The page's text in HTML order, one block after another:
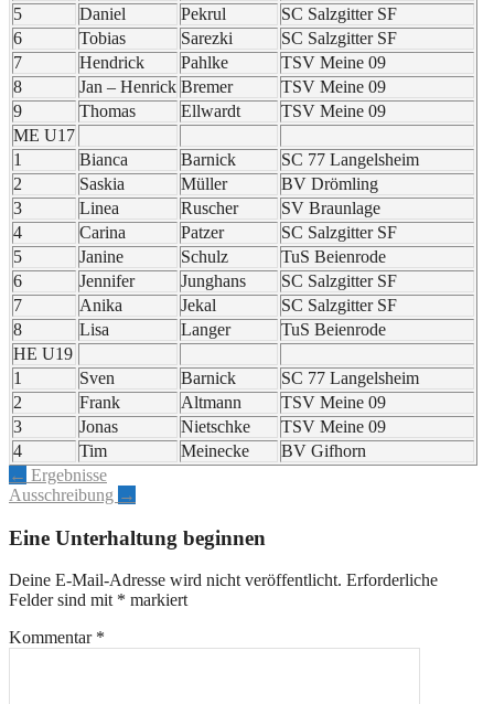
5
Daniel Pekrul
SC Salzgitter SF
6
Tobias Sarezki
SC Salzgitter SF
7
Hendrick Pahlke
TSV Meine 09
8
Jan – Henrick Bremer
TSV Meine 09
9
Thomas Ellwardt
TSV Meine 09
ME U17
1
Bianca Barnick
SC 77 Langelsheim
2
Saskia Müller
BV Drömling
3
Linea Ruscher
SV Braunlage
4
Carina Patzer
SC Salzgitter SF
5
Janine Schulz
TuS Beienrode
6
Jennifer Junghans
SC Salzgitter SF
7
Anika Jekal
SC Salzgitter SF
8
Lisa Langer
TuS Beienrode
HE U19
1
Sven Barnick
SC 77 Langelsheim
2
Frank Altmann
TSV Meine 09
3
Jonas Nietschke
TSV Meine 09
4
Tim Meinecke BV Gifhorn
Artikel-
Navigation
← Ergebnisse
Ausschreibung →
Eine Unterhaltung beginnen
Deine E-Mail-Adresse wird nicht veröffentlicht. Erforderliche
Felder sind mit * markiert
Kommentar *